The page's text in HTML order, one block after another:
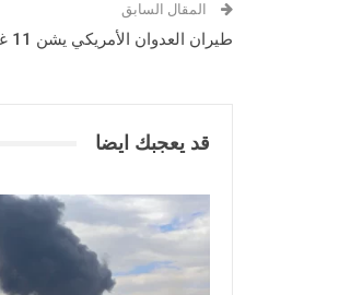
المقال السابق
طيران العدوان الأمريكي يشن 11 غارة على محافظة صنعاء
قد يعجبك ايضا